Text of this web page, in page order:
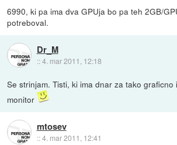
6990, ki pa ima dva GPUja bo pa teh 2GB/
potreboval.
Dr_M
::4. mar 2011, 12:18
Se strinjam. Tisti, ki ima dnar za tako graficno
monitor
mtosev
::4. mar 2011, 12:41